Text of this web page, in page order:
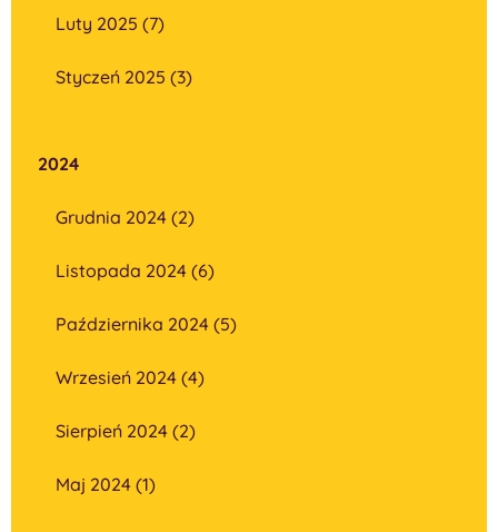
Luty 2025 (7)
Styczeń 2025 (3)
2024
Grudnia 2024 (2)
Listopada 2024 (6)
Października 2024 (5)
Wrzesień 2024 (4)
Sierpień 2024 (2)
Maj 2024 (1)